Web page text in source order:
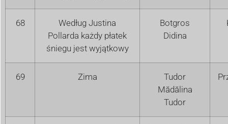
68
Według Justina
Pollarda każdy płatek
śniegu jest wyjątkowy
Botgros
Didina
69 Zima
Tudor
Mădălina
Tudor